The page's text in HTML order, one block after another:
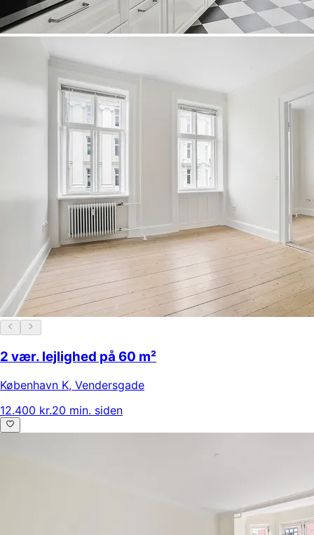
2 vær. lejlighed på 60 m²
København K, Vendersgade
12.400 kr.20 min. siden